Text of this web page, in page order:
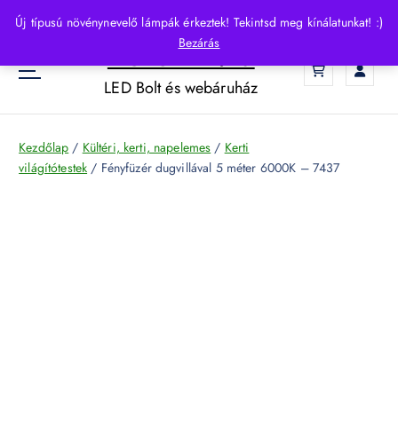
Új típusú növénynevelő lámpák érkeztek! Tekintsd meg kínálatunkat! :)
Bezárás
p
o
HelloLED.hu
LED Bolt és webáruház
Kezdőlap / Kültéri, kerti, napelemes / Kerti
világítótestek / Fényfüzér dugvillával 5 méter 6000K – 7437